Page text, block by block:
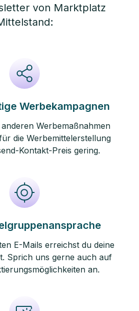
von Marktplatz
Werbekampagnen
Werbemaßnahmen
die Werbemittelerstellung
Kontakt-Preis gering.
E-Mails erreichst du deine
Sprich uns gerne auch auf
an.